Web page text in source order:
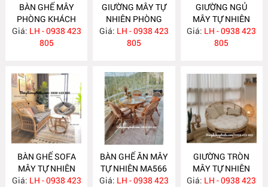
BÀN GHẾ MÂY
PHÒNG KHÁCH
NHỎ GỌN MA585
Giá: LH - 0938 423
805
GIƯỜNG MÂY TỰ
NHIÊN PHÒNG
NGỦ MA584
Giá: LH - 0938 423
805
GIƯỜNG NGỦ
MÂY TỰ NHIÊN
MA583
Giá: LH - 0938 423
805
BÀN GHẾ SOFA
MÂY TỰ NHIÊN
MA568
Giá: LH - 0938 423
BÀN GHẾ ĂN MÂY
TỰ NHIÊN MA566
Giá: LH - 0938 423
GIƯỜNG TRÒN
MÂY TỰ NHIÊN
MA563
Giá: LH - 0938 423